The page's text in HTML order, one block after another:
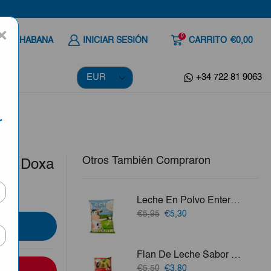
A LA HABANA INICIAR SESIÓN 0 CARRITO €0,00
+34 722 81 9063
Doxa
Otros También Compraron
Leche En Polvo Entera Mumilk 1kg
€5,95 El
€5,95.
€5,30El
€5,30.
Flan De Leche Sabor Frambuesa Macro Food 1kg
€5,50 El
€3,80El